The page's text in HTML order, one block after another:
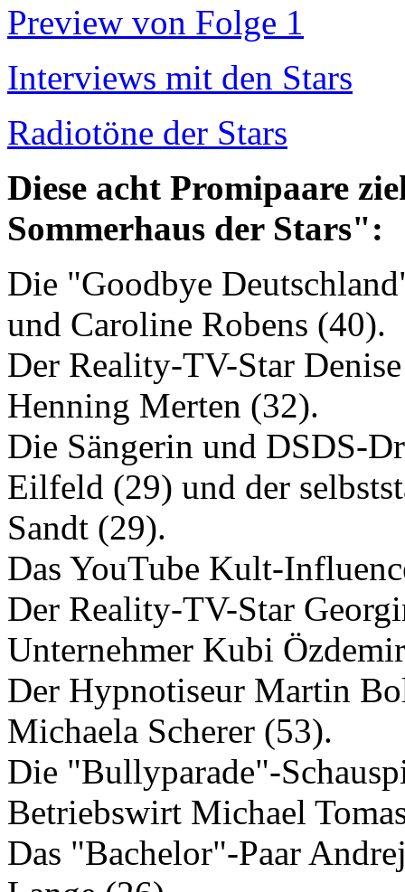
Preview von Folge 1
Interviews mit den Stars
Radiotöne der Stars
Diese acht Promipaare
Sommerhaus der Stars":
Die "Goodbye
und Caroline Robens (40).
Der Reality-TV-Star
Henning Merten (32).
Die Sängerin und DSDS-
Eilfeld (29) und der
Sandt (29).
Das YouTube Kult-
Der Reality-TV-Star
Unternehmer Kubi
Der Hypnotiseur Martin
Michaela Scherer (53).
Die "Bullyparade"-
Betriebswirt Michael
Das "Bachelor"-Paar